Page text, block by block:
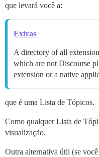
que levará você a:
Extras
A directory of all
which are not Discourse
extension or a native
que é uma Lista de Tópicos.
Como qualquer Lista de
visualização.
Outra alternativa útil (se